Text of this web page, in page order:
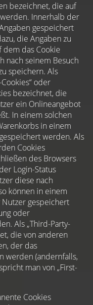
bezeichnet, die auf
Innerhalb der
gespeichert
die Angaben zu
das Cookie
nach seinem Besuch
speichern. Als
oder
bezeichnet, die
ein Onlineangebot
In einem solchen
in einem
werden. Als
Cookies
des Browsers
Login-Status
diese nach
können in einem
gespeichert
oder
Als „Third-Party-
die von anderen
der das
werden (andernfalls,
man von „First-
Cookies